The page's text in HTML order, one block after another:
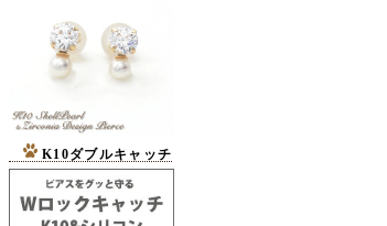
K10ダブルキャッチ